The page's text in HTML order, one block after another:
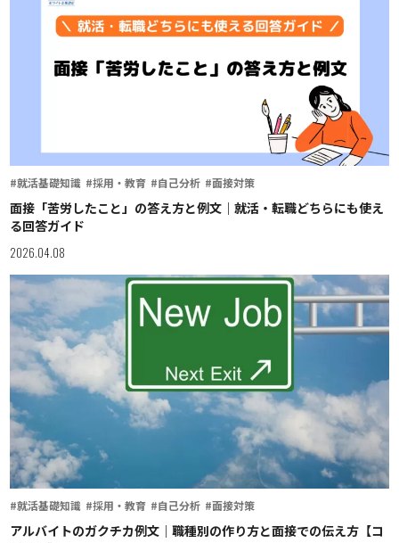
#就活基礎知識 #採用・教育 #自己分析 #面接対策
面接「苦労したこと」の答え方と例文｜就活・転職どちらにも使え
る回答ガイド
2026.04.08
#就活基礎知識 #採用・教育 #自己分析 #面接対策
アルバイトのガクチカ例文｜職種別の作り方と面接での伝え方【コ